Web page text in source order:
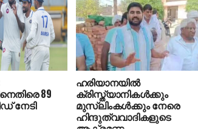
89
നേടി
ഹരിയാനയില്‍
ക്രിസ്ത്യാനികള്‍ക്കും
മുസ്‌ലിംകള്‍ക്കും നേരെ
ഹിന്ദുത്വവാദികളുടെ
ആക്രമണം